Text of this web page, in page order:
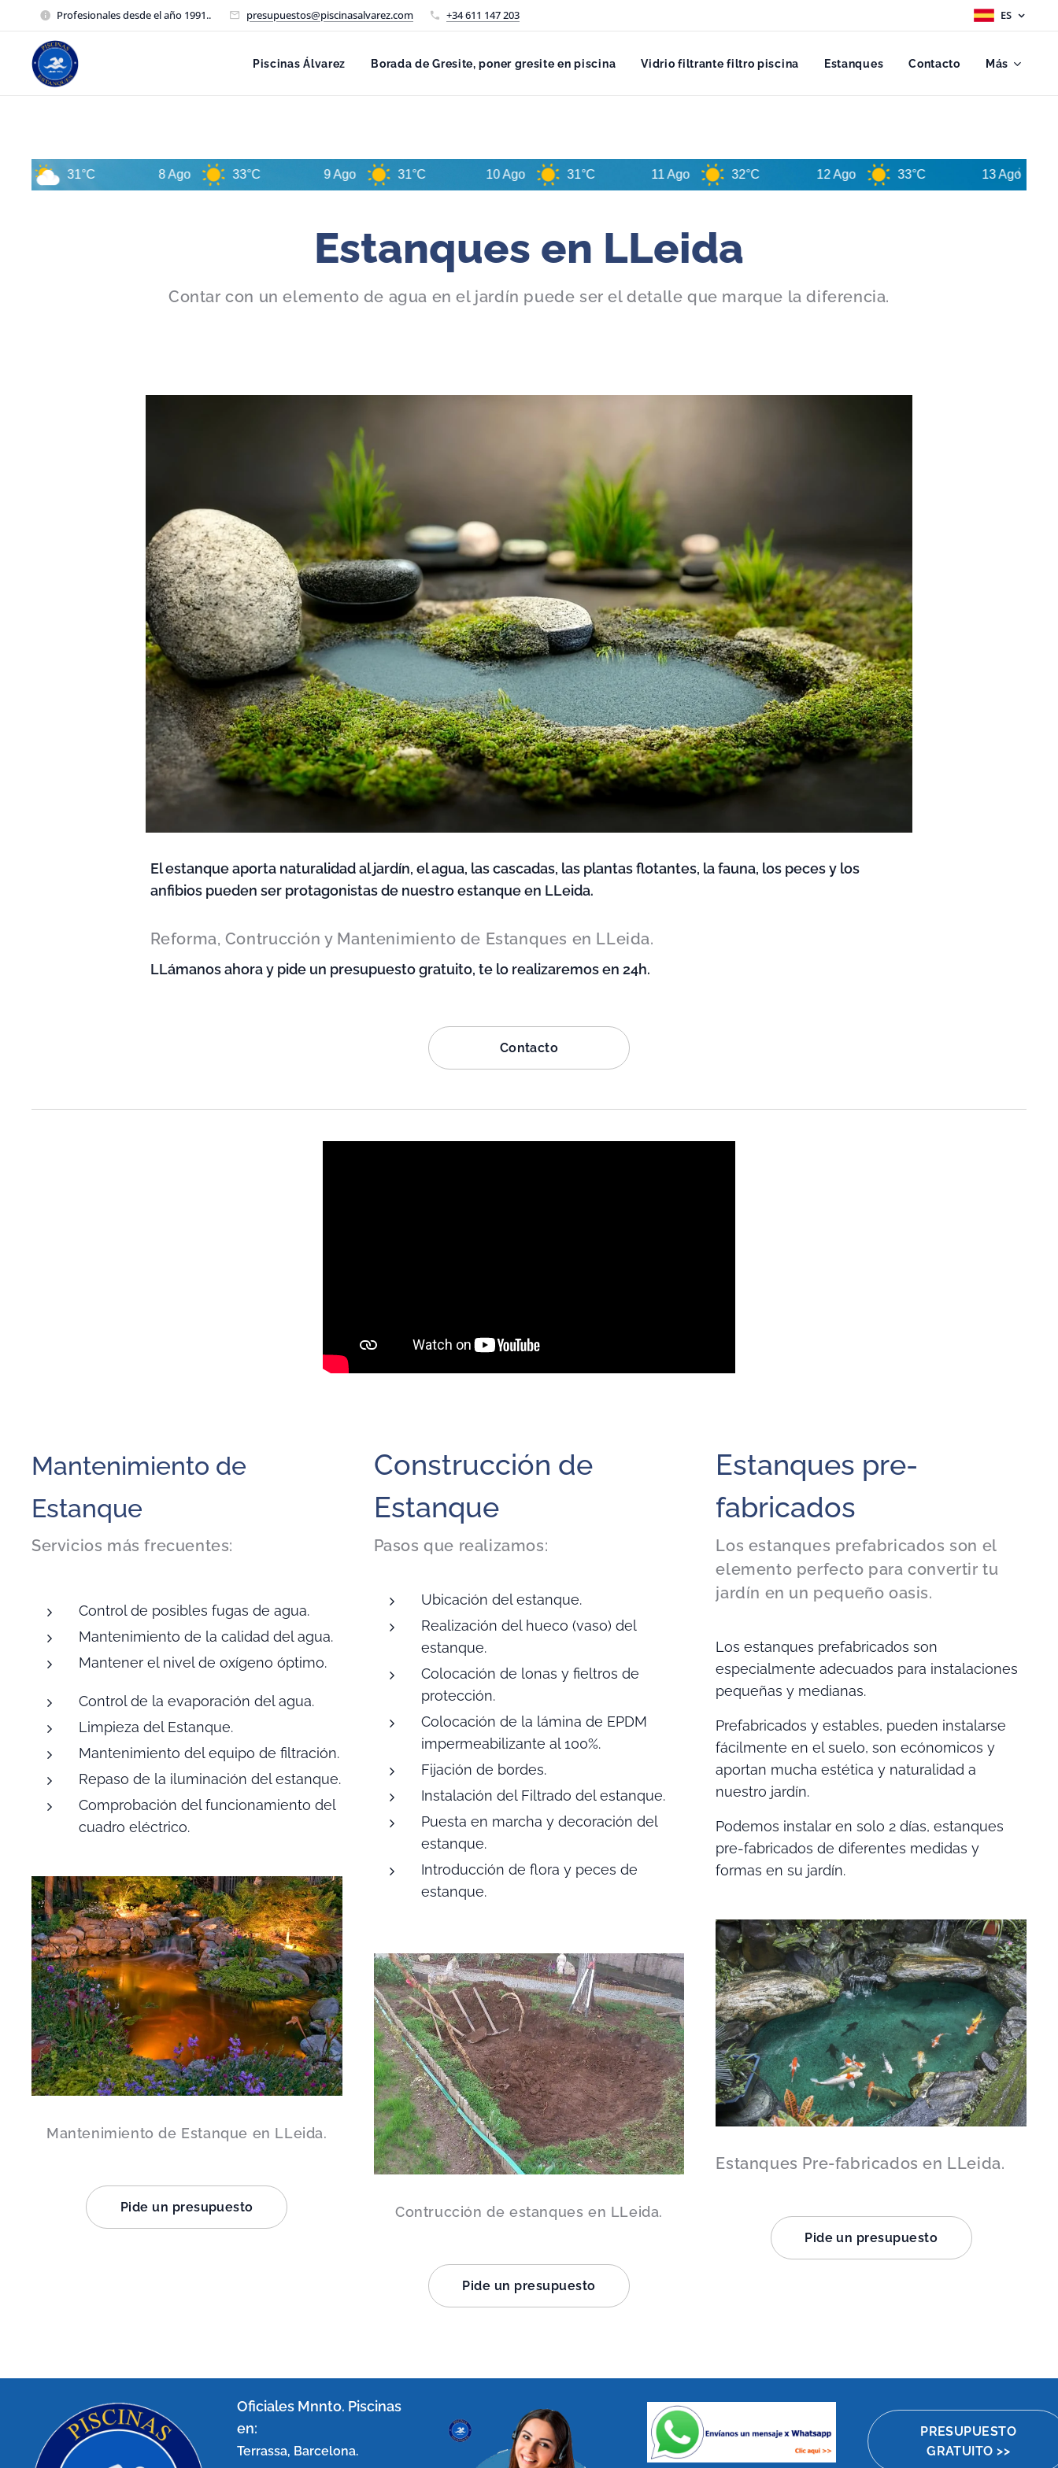
Profesionales desde el año 1991.. presupuestos@piscinasalvarez.com +34 611 147 203 ES
Piscinas Álvarez Borada de Gresite, poner gresite en piscina Vidrio filtrante filtro piscina Estanques Contacto Más
31°C 33°C 31°C 31°C 32°C 33°C 34°C
Estanques en LLeida
Contar con un elemento de agua en el jardín puede ser el detalle que marque la diferencia.
El estanque aporta naturalidad al jardín, el agua, las cascadas, las plantas flotantes, la fauna, los peces y los
anfibios pueden ser protagonistas de nuestro estanque en LLeida.
Reforma, Contrucción y Mantenimiento de Estanques en LLeida.
LLámanos ahora y pide un presupuesto gratuito, te lo realizaremos en 24h.
Contacto
Mantenimiento de
Estanque
Servicios más frecuentes:
Control de posibles fugas de agua.
Mantenimiento de la calidad del agua.
Mantener el nivel de oxígeno óptimo.
Control de la evaporación del agua.
Limpieza del Estanque.
Mantenimiento del equipo de filtración.
Repaso de la iluminación del estanque.
Comprobación del funcionamiento del
cuadro eléctrico.
Mantenimiento de Estanque en LLeida.
Pide un presupuesto
Construcción de
Estanque
Pasos que realizamos:
Ubicación del estanque.
Realización del hueco (vaso) del
estanque.
Colocación de lonas y fieltros de
protección.
Colocación de la lámina de EPDM
impermeabilizante al 100%.
Fijación de bordes.
Instalación del Filtrado del estanque.
Puesta en marcha y decoración del
estanque.
Introducción de flora y peces de
estanque.
Contrucción de estanques en LLeida.
Pide un presupuesto
Estanques pre-
fabricados
Los estanques prefabricados son el
elemento perfecto para convertir tu
jardín en un pequeño oasis.
Los estanques prefabricados son
especialmente adecuados para instalaciones
pequeñas y medianas.
Prefabricados y estables, pueden instalarse
fácilmente en el suelo, son ecónomicos y
aportan mucha estética y naturalidad a
nuestro jardín.
Podemos instalar en solo 2 días, estanques
pre-fabricados de diferentes medidas y
formas en su jardín.
Estanques Pre-fabricados en LLeida.
Pide un presupuesto
Oficiales Mnnto. Piscinas
en:
Terrassa, Barcelona.
PRESUPUESTO
GRATUITO >>